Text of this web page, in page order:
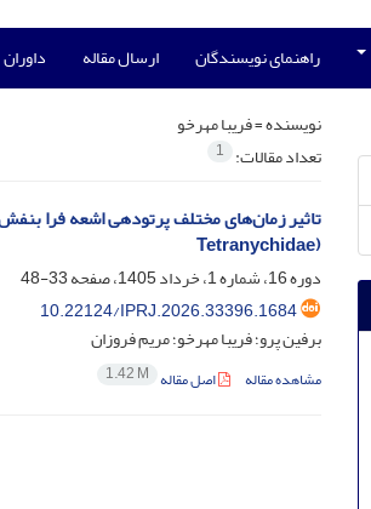
راهنمای نویسندگان ارسال مقاله داوران
نویسنده =فریبا مهرخو
تعداد مقالات: 1
Tetranychidae)
دوره 16، شماره 1، خرداد 1405، صفحه
33-48
10.22124/IPRJ.2026.33396.1684
برفین پرو؛ فریبا مهرخو؛ مریم فروزان
مشاهده مقاله اصل مقاله 1.42 M